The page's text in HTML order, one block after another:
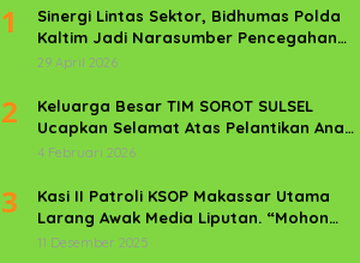
1
Sinergi Lintas Sektor, Bidhumas Polda
Kaltim Jadi Narasumber Pencegahan
Kekerasan Perempuan dan Anak
29 April 2026
2
Keluarga Besar TIM SOROT SULSEL
Ucapkan Selamat Atas Pelantikan Anak
Kr. Sijaya Pimred Gerbang Timur News
4 Februari 2026
3
Kasi II Patroli KSOP Makassar Utama
Larang Awak Media Liputan. “Mohon
Media Keluar”
11 Desember 2025